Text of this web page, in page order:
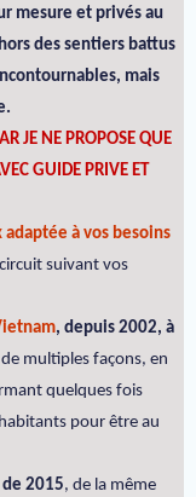
mesure et privés au
des sentiers battus
mais
JE NE PROPOSE QUE
GUIDE PRIVE ET
adaptée à vos besoins
suivant vos
, depuis 2002, à
multiples façons, en
quelques fois
pour être au
2015, de la même